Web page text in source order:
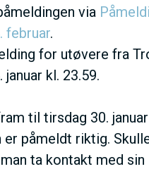
via
februar.
for utøvere fra
kl. 23.59.
til tirsdag 30.
er påmeldt riktig.
ta kontakt med sin